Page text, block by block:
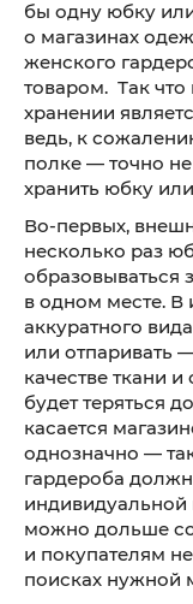
бы одну юбку
о магазинах
женского
товаром. Так
хранении
ведь, к
полке — точно
хранить юбку
Во-первых,
несколько раз
образовываться
в одном месте. В
аккуратного
или отпаривать
качестве ткани
будет теряться
касается
однозначно —
гардероба
можно дольше
и покупателям
поисках нужной